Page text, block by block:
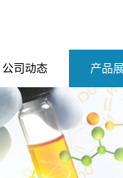
公司动态 产品